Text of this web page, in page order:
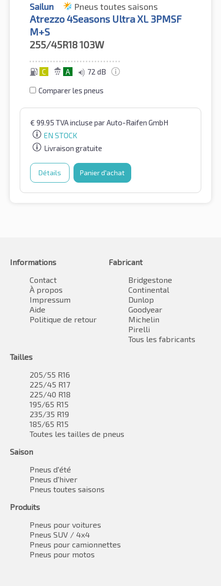
Sailun Pneus toutes saisons
Atrezzo 4Seasons Ultra XL 3PMSF
M+S
255/45R18103W
C A 72 dB
Comparer les pneus
€ 99.95 TVA incluse par Auto-Raifen GmbH
EN STOCK
Livraison gratuite
Détails Panier d'achat
Informations
Contact
À propos
Impressum
Aide
Politique de retour
Fabricant
Bridgestone
Continental
Dunlop
Goodyear
Michelin
Pirelli
Tous les fabricants
Tailles
205/55 R16
225/45 R17
225/40 R18
195/65 R15
235/35 R19
185/65 R15
Toutes les tailles de pneus
Saison
Pneus d'été
Pneus d'hiver
Pneus toutes saisons
Produits
Pneus pour voitures
Pneus SUV / 4x4
Pneus pour camionnettes
Pneus pour motos